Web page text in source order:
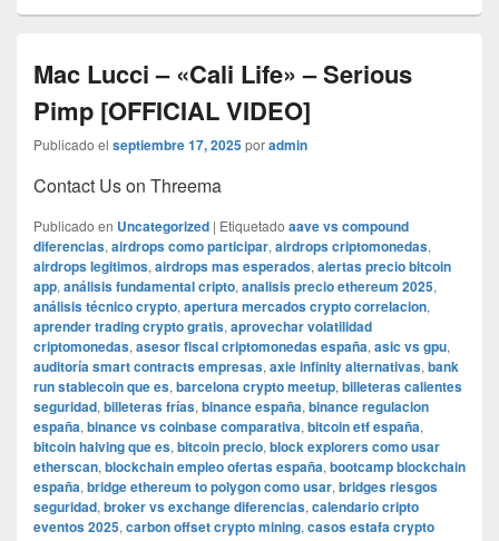
Mac Lucci – «Cali Life» – Serious
Pimp [OFFICIAL VIDEO]
Publicado el septiembre 17, 2025poradmin
Contact Us on Threema
Publicado en Uncategorized | Etiquetado aave vs compound
diferencias, airdrops como participar, airdrops criptomonedas,
airdrops legitimos, airdrops mas esperados, alertas precio bitcoin
app, análisis fundamental cripto, analisis precio ethereum 2025,
análisis técnico crypto, apertura mercados crypto correlacion,
aprender trading crypto gratis, aprovechar volatilidad
criptomonedas, asesor fiscal criptomonedas españa, asic vs gpu,
auditoría smart contracts empresas, axie infinity alternativas, bank
run stablecoin que es, barcelona crypto meetup, billeteras calientes
seguridad, billeteras frías, binance españa, binance regulacion
españa, binance vs coinbase comparativa, bitcoin etf españa,
bitcoin halving que es, bitcoin precio, block explorers como usar
etherscan, blockchain empleo ofertas españa, bootcamp blockchain
españa, bridge ethereum to polygon como usar, bridges riesgos
seguridad, broker vs exchange diferencias, calendario cripto
eventos 2025, carbon offset crypto mining, casos estafa crypto